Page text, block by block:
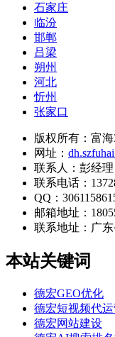
石家庄
临汾
邯郸
吕梁
朔州
河北
忻州
张家口
版权所有：富
网址：
联系人：彭经理
联系电话：
QQ：
邮箱地址：
联系地址： 广
本站关键词
德宏GEO优化
德宏短视频代运
德宏网站建设